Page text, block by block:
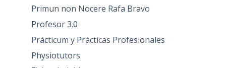
Primun non Nocere Rafa Bravo
Profesor 3.0
Prácticum y Prácticas Profesionales
Physiotutors